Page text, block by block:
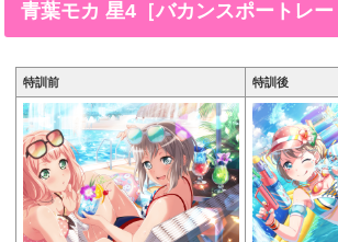
青葉モカ 星4［バカンスポートレー
特訓前 特訓後